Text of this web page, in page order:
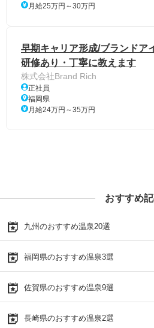
月給25万円～30万円
早期キャリア形成/ブランドア
研修あり・丁寧に教えます
株式会社Brand Rich
正社員
福岡県
月給24万円～35万円
おすすめ
九州のおすすめ温泉20選
福岡県のおすすめ温泉3選
佐賀県のおすすめ温泉9選
長崎県のおすすめ温泉2選